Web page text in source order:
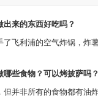
出来的东西好吃吗？
哪些食物？可以烤披萨吗？